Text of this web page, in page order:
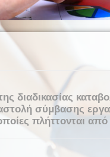
διαδικασίας
σύμβασης
πλήττονται από